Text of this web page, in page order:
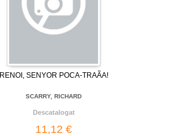
RENOI, SENYOR POCA-TRAÃA!
SCARRY, RICHARD
Descatalogat
11,12 €